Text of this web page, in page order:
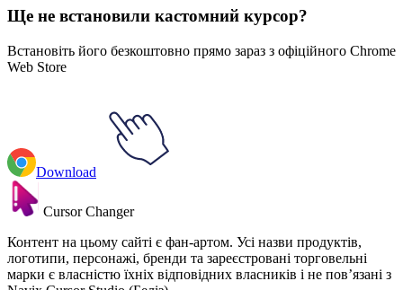
Ще не встановили кастомний курсор?
Встановіть його безкоштовно прямо зараз з офіційного Chrome
Web Store
Download
Cursor Changer
Контент на цьому сайті є фан-артом. Усі назви продуктів,
логотипи, персонажі, бренди та зареєстровані торговельні
марки є власністю їхніх відповідних власників і не пов’язані з